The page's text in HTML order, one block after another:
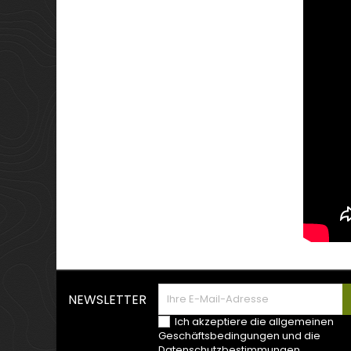
NEWSLETTER
Ich akzeptiere die allgemeinen
Geschäftsbedingungen und die